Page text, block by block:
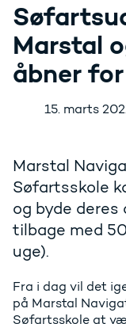
Marstal
åbner
15. marts
Marstal
Søfartsskole
og byde deres
tilbage med
uge).
Fra i dag vil det
på Marstal
Søfartsskole at